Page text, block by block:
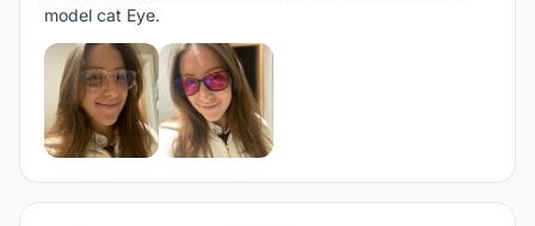
model cat Eye.